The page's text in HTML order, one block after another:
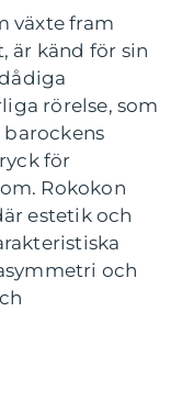
växte fram
är känd för sin
rörelse, som
för
Rokokon
estetik och
och